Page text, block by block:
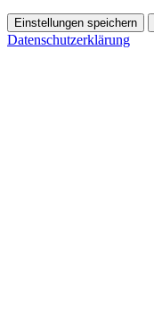
Einstellungen speichern
Datenschutzerklärung